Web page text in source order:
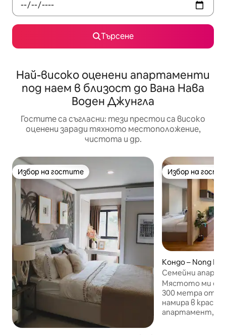
Търсене
Най-високо оценени апартаменти
под наем в близост до Вана Нава
Воден Джунгла
Гостите са съгласни: тези престои са високо
оценени заради тяхното местоположение,
чистота и др.
Избор на гостите
Избор на гостите Избор на
Избор на
Кондо – Nong
Семейни
достъп до
Хуа Хин
Мястото ми е
300 метра от
намира в красив
апартамент,